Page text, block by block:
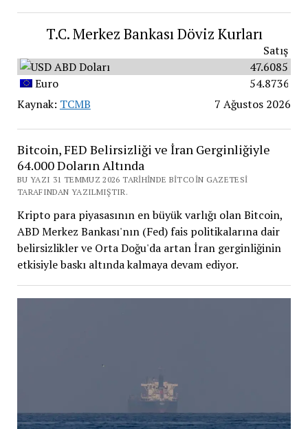
T.C. Merkez Bankası Döviz Kurları
Satış
ABD Doları
47.6085
Euro
54.8736
Kaynak: TCMB 7 Ağustos 2026
Bitcoin, FED Belirsizliği ve İran Gerginliğiyle
64.000 Doların Altında
BU YAZI 31 TEMMUZ 2026 TARIHINDE BITCOIN GAZETESI
TARAFINDAN YAZILMIŞTIR.
Kripto para piyasasının en büyük varlığı olan Bitcoin,
ABD Merkez Bankası'nın (Fed) fais politikalarına dair
belirsizlikler ve Orta Doğu'da artan İran gerginliğinin
etkisiyle baskı altında kalmaya devam ediyor.